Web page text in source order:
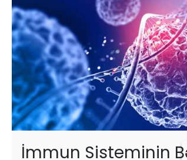
İmmun Sisteminin